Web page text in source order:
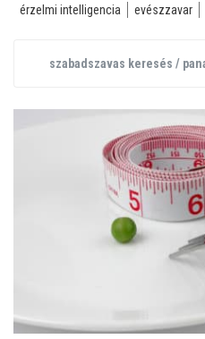
érzelmi intelligencia
evészzavar